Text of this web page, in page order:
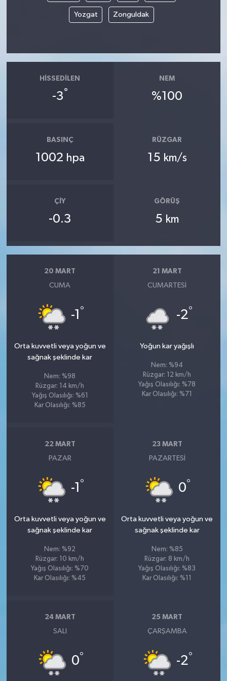
Yozgat Zonguldak
HISSEDILEN
-3°
NEM
%100
BASINÇ
1002 hpa
RÜZGAR
15 km/s
ÇIY
-0.3
GÖRÜŞ
5 km
20 MART
CUMA
-1 °
Orta kuvvetli veya yoğun ve
sağnak şeklinde kar
Nem: %98
Rüzgar: 14 km/h
Yağış Olasılığı: %61
Kar Olasılığı: %85
21 MART
CUMARTESI
-2°
Yoğun kar yağışlı
Nem: %94
Rüzgar: 12 km/h
Yağış Olasılığı: %78
Kar Olasılığı: %71
22 MART
PAZAR
-1 °
Orta kuvvetli veya yoğun ve
sağnak şeklinde kar
Nem: %92
Rüzgar: 10 km/h
Yağış Olasılığı: %70
Kar Olasılığı: %45
23 MART
PAZARTESI
0°
Orta kuvvetli veya yoğun ve
sağnak şeklinde kar
Nem: %85
Rüzgar: 8 km/h
Yağış Olasılığı: %83
Kar Olasılığı: %11
24 MART
SALI
0°
25 MART
ÇARŞAMBA
-2°